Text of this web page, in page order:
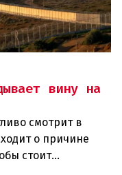
вину на
смотрит в
о причине
стоит